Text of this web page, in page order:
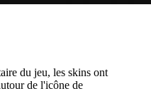
du jeu, les skins ont
de l'icône de